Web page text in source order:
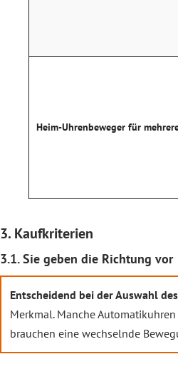
Heim-Uhrenbeweger für
3. Kaufkriterien
3.1. Sie geben die Richtung vor
Entscheidend bei der Auswahl
Merkmal. Manche
brauchen eine wechselnde